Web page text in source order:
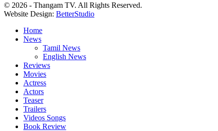
© 2026 - Thangam TV. All Rights Reserved.
Website Design: BetterStudio
Home
News
Tamil News
English News
Reviews
Movies
Actress
Actors
Teaser
Trailers
Videos Songs
Book Review